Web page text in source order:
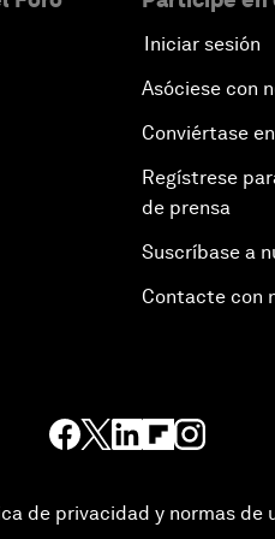
Iniciar sesión
Asóciese con
Conviértase
Regístrese
de prensa
Suscríbase a
Contacte con
de privacidad y normas de